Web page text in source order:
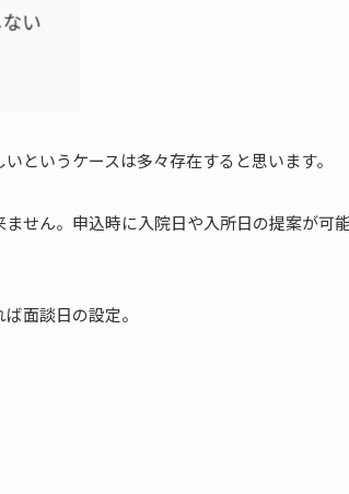
というケースは多々存在すると思います。
せん。申込時に入院日や入所日の提案が可
面談日の設定。